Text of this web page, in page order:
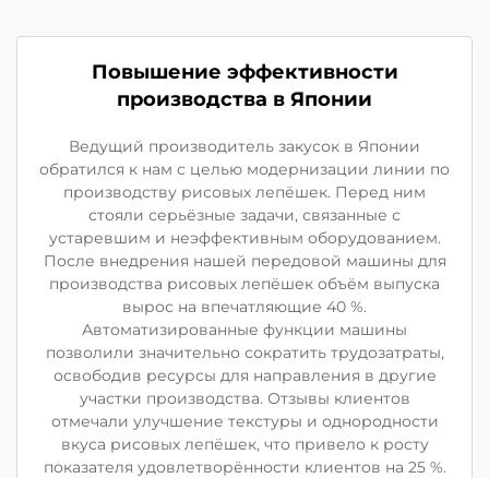
Повышение эффективности
производства в Японии
Ведущий производитель закусок в Японии
обратился к нам с целью модернизации линии по
производству рисовых лепёшек. Перед ним
стояли серьёзные задачи, связанные с
устаревшим и неэффективным оборудованием.
После внедрения нашей передовой машины для
производства рисовых лепёшек объём выпуска
вырос на впечатляющие 40 %.
Автоматизированные функции машины
позволили значительно сократить трудозатраты,
освободив ресурсы для направления в другие
участки производства. Отзывы клиентов
отмечали улучшение текстуры и однородности
вкуса рисовых лепёшек, что привело к росту
показателя удовлетворённости клиентов на 25 %.